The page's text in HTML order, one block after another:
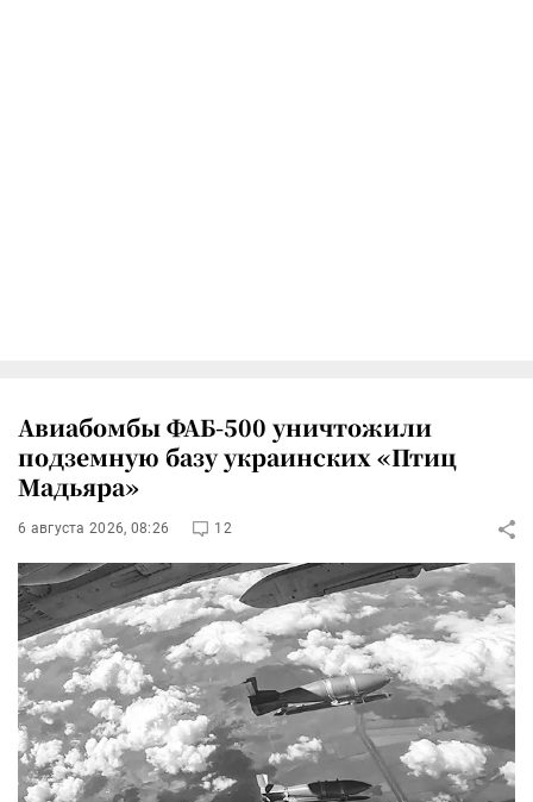
Авиабомбы ФАБ-500 уничтожили
подземную базу украинских «Птиц
Мадьяра»
6 августа 2026, 08:26 12